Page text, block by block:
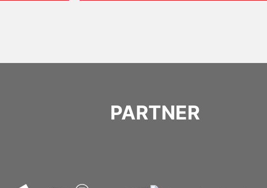
PARTNER